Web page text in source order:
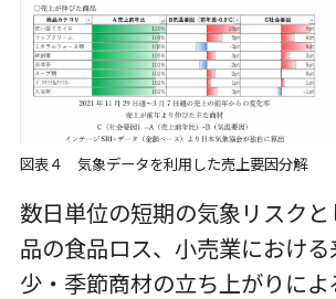
図表４ 気象データを利用した売上要因分解
数日単位の短期の気象リスク
品の食品ロス、小売業におけ
少・季節商材の立ち上がりによ